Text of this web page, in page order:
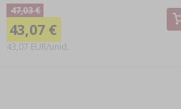
47,03 €
43,07 €
43,07 EUR/unid.